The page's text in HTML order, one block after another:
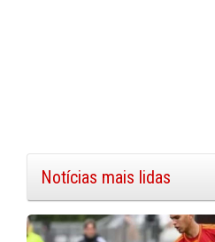
Notícias mais lidas